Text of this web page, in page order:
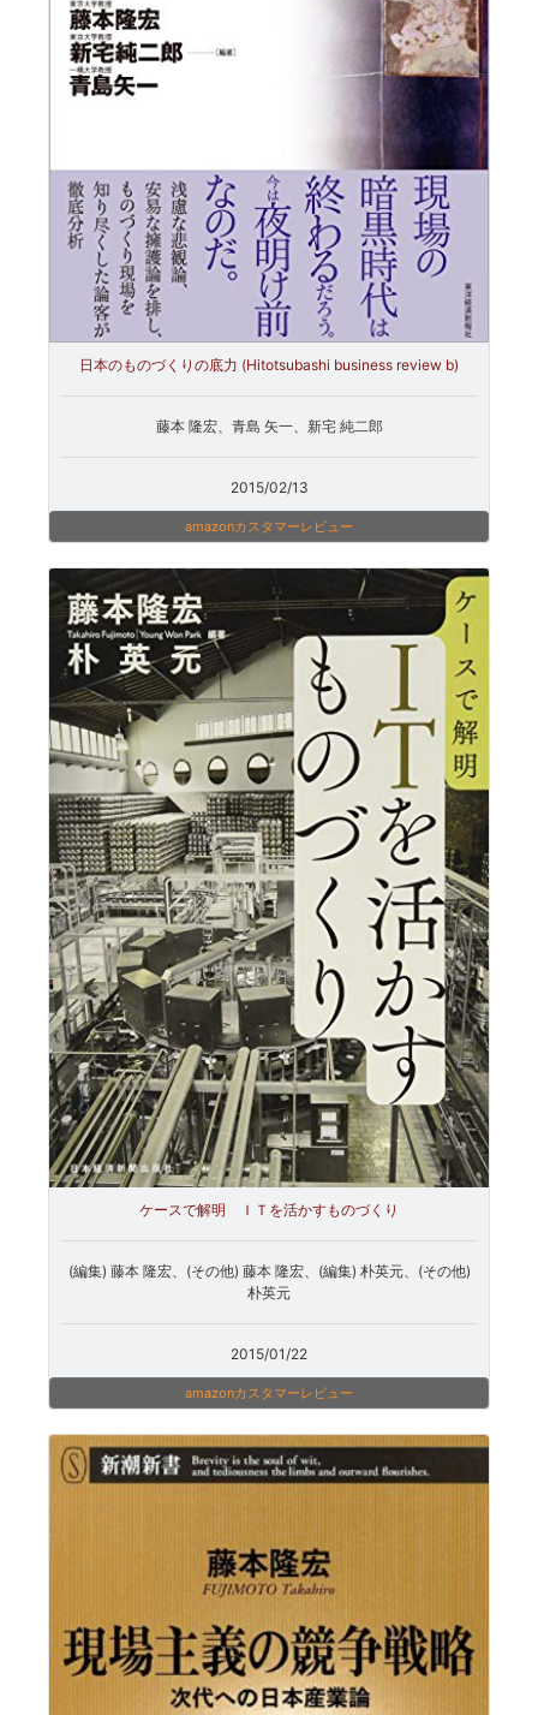
日本のものづくりの底力 (Hitotsubashi business review b)
藤本 隆宏、青島 矢一、新宅 純二郎
2015/02/13
amazonカスタマーレビュー
ケースで解明 ＩＴを活かすものづくり
(編集) 藤本 隆宏、(その他) 藤本 隆宏、(編集) 朴英元、(その他)
朴英元
2015/01/22
amazonカスタマーレビュー